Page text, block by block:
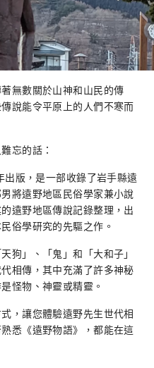
無數關於山神和山民的傳
說能令平原上的人們不寒而
忘的話：
出版，是一部收錄了岩手縣遠
將遠野地區民俗學家兼小說
遠野地區傳說記錄整理，出
俗學研究的先驅之作。
狗」、「鬼」和「大和子」
相傳，其中充滿了許多神秘
怪物、神靈或精靈。
，讓您體驗遠野先生世代相
悉《遠野物語》，都能在這